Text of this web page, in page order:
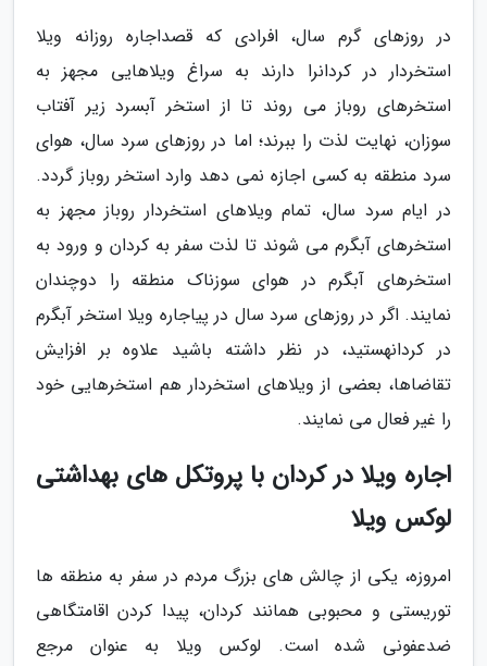
در روزهای گرم سال، افرادی که قصداجاره روزانه ویلا
استخردار در کردانرا دارند به سراغ ویلاهایی مجهز به
استخرهای روباز می روند تا از استخر آبسرد زیر آفتاب
سوزان، نهایت لذت را ببرند؛ اما در روزهای سرد سال، هوای
سرد منطقه به کسی اجازه نمی دهد وارد استخر روباز گردد.
در ایام سرد سال، تمام ویلاهای استخردار روباز مجهز به
استخرهای آبگرم می شوند تا لذت سفر به کردان و ورود به
استخرهای آبگرم در هوای سوزناک منطقه را دوچندان
نمایند. اگر در روزهای سرد سال در پیاجاره ویلا استخر آبگرم
در کردانهستید، در نظر داشته باشید علاوه بر افزایش
تقاضاها، بعضی از ویلاهای استخردار هم استخرهایی خود
را غیر فعال می نمایند.
اجاره ویلا در کردان با پروتکل های بهداشتی
لوکس ویلا
امروزه، یکی از چالش های بزرگ مردم در سفر به منطقه ها
توریستی و محبوبی همانند کردان، پیدا کردن اقامتگاهی
ضدعفونی شده است. لوکس ویلا به عنوان مرجع